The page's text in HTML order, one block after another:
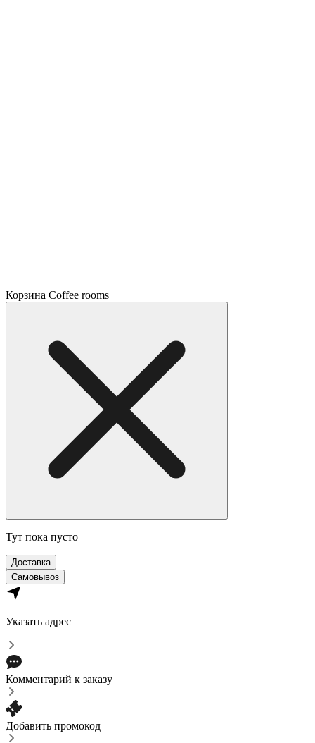
Корзина Coffee rooms
Тут пока пусто
Доставка
Самовывоз
Указать адрес
Комментарий к заказу
Добавить промокод